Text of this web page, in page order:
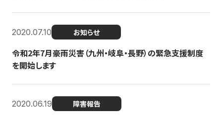
2020.07.10 お知らせ
令和2年7月豪雨災害（九州・岐阜・長野）の緊急支援制度
を開始します
2020.06.19 障害報告